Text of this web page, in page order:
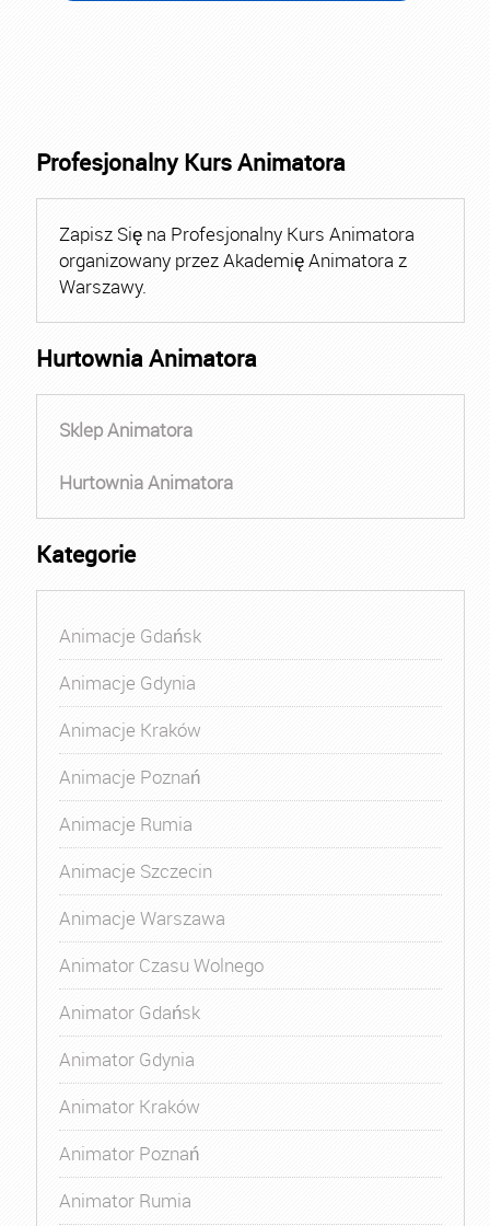
Profesjonalny Kurs Animatora
Zapisz Się na Profesjonalny Kurs Animatora
organizowany przez Akademię Animatora z
Warszawy.
Hurtownia Animatora
Sklep Animatora
Hurtownia Animatora
Kategorie
Animacje Gdańsk
Animacje Gdynia
Animacje Kraków
Animacje Poznań
Animacje Rumia
Animacje Szczecin
Animacje Warszawa
Animator Czasu Wolnego
Animator Gdańsk
Animator Gdynia
Animator Kraków
Animator Poznań
Animator Rumia